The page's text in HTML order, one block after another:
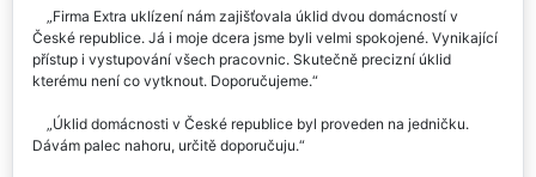
Firma Extra uklízení nám zajišťovala úklid dvou domácností v
České republice. Já i moje dcera jsme byli velmi spokojené. Vynikající
přístup i vystupování všech pracovnic. Skutečně precizní úklid
kterému není co vytknout. Doporučujeme.
Úklid domácnosti v České republice byl proveden na jedničku.
Dávám palec nahoru, určitě doporučuju.